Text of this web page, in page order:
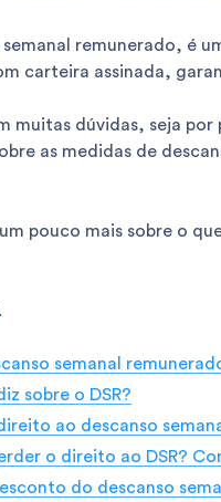
semanal remunerado, é
carteira assinada,
muitas dúvidas, seja
as medidas de
pouco mais sobre o
semanal
sobre o DSR?
ao descanso
o direito ao DSR?
do descanso